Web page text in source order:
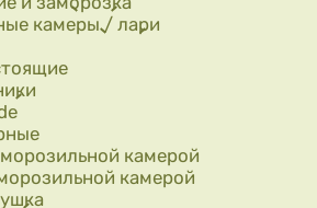
камеры / лари
камерой
камерой